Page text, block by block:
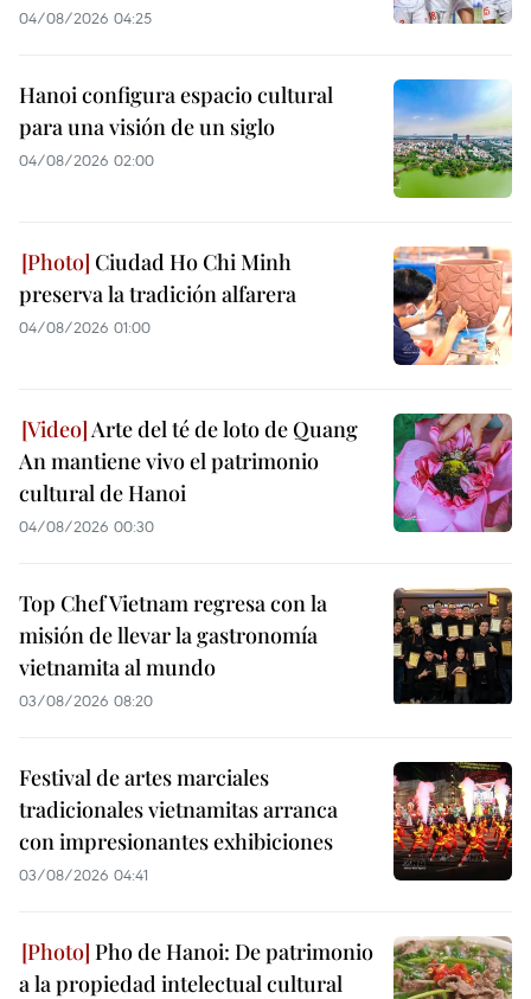
04/08/2026 04:25
Hanoi configura espacio cultural
para una visión de un siglo
04/08/2026 02:00
Ciudad Ho Chi Minh
preserva la tradición alfarera
04/08/2026 01:00
Arte del té de loto de Quang
An mantiene vivo el patrimonio
cultural de Hanoi
04/08/2026 00:30
Top Chef Vietnam regresa con la
misión de llevar la gastronomía
vietnamita al mundo
03/08/2026 08:20
Festival de artes marciales
tradicionales vietnamitas arranca
con impresionantes exhibiciones
03/08/2026 04:41
Pho de Hanoi: De patrimonio
a la propiedad intelectual cultural